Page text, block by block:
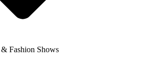
Fashion Shows